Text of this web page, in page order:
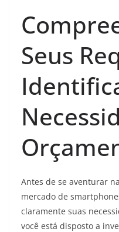
Seus
Antes de se aventurar
mercado de
claramente suas
você está disposto a